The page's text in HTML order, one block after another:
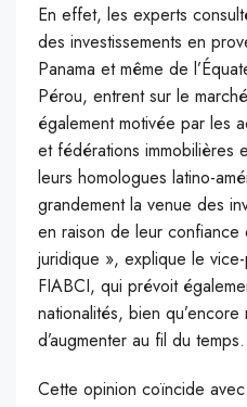
En effet, les experts
des investissements en
Panama et même de
Pérou, entrent sur le
également motivée par les
et fédérations immobilières
leurs homologues latino-
grandement la venue des
en raison de leur
juridique », explique le
FIABCI, qui prévoit
nationalités, bien
d’augmenter au fil du temps.
Cette opinion coïncide